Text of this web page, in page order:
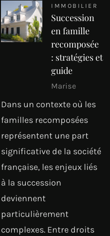
IMMOBILIER
Succession
en famille
recomposée
: stratégies et
guide
Marise
Dans un contexte où les
familles recomposées
représentent une part
significative de la société
française, les enjeux liés
à la succession
deviennent
particulièrement
complexes. Entre droits